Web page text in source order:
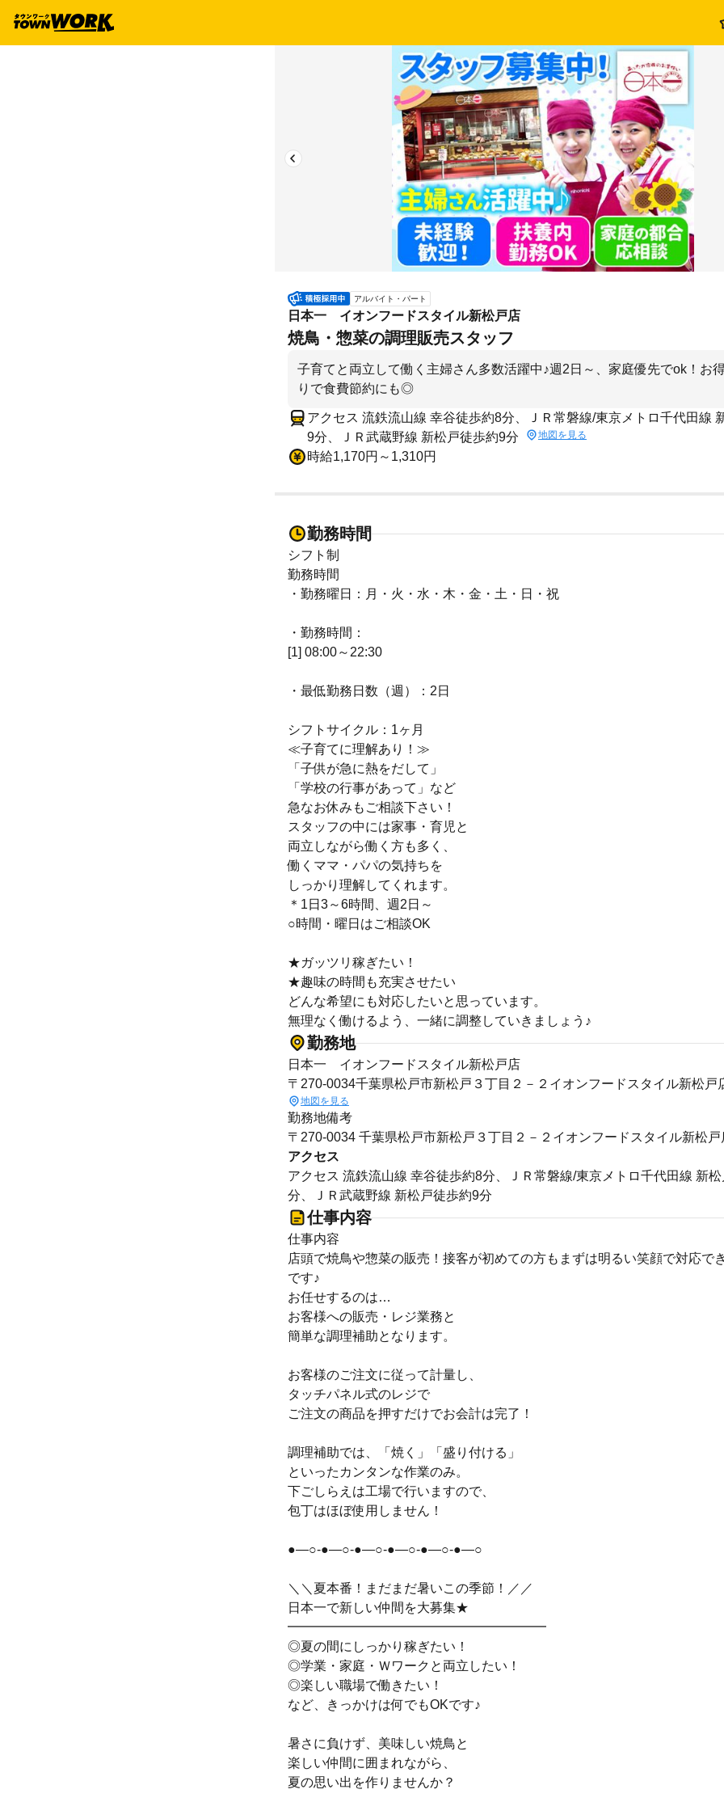
アルバイト・パート
日本一 イオンフードスタイル新松戸店
焼鳥・惣菜の調理販売スタッフ
子育てと両立して働く主婦さん多数活躍中♪週2日～、家庭優先でok！お
りで食費節約にも◎
アクセス 流鉄流山線 幸谷徒歩約8分、ＪＲ常磐線/東京メトロ千代田線
9分、ＪＲ武蔵野線 新松戸徒歩約9分
地図を見る
時給1,170円～1,310円
勤務時間
シフト制
勤務時間
・勤務曜日：月・火・水・木・金・土・日・祝
・勤務時間：
[1] 08:00～22:30
・最低勤務日数（週）：2日
シフトサイクル：1ヶ月
≪子育てに理解あり！≫
「子供が急に熱をだして」
「学校の行事があって」など
急なお休みもご相談下さい！
スタッフの中には家事・育児と
両立しながら働く方も多く、
働くママ・パパの気持ちを
しっかり理解してくれます。
＊1日3～6時間、週2日～
○時間・曜日はご相談OK
★ガッツリ稼ぎたい！
★趣味の時間も充実させたい
どんな希望にも対応したいと思っています。
無理なく働けるよう、一緒に調整していきましょう♪
勤務地
日本一 イオンフードスタイル新松戸店
〒270-0034千葉県松戸市新松戸３丁目２－２イオンフードスタイル新松
地図を見る
勤務地備考
〒270-0034 千葉県松戸市新松戸３丁目２－２イオンフードスタイル新松戸
アクセス
アクセス 流鉄流山線 幸谷徒歩約8分、ＪＲ常磐線/東京メトロ千代田線 新
分、ＪＲ武蔵野線 新松戸徒歩約9分
仕事内容
仕事内容
店頭で焼鳥や惣菜の販売！接客が初めての方もまずは明るい笑顔で対応で
です♪
お任せするのは…
お客様への販売・レジ業務と
簡単な調理補助となります。
お客様のご注文に従って計量し、
タッチパネル式のレジで
ご注文の商品を押すだけでお会計は完了！
調理補助では、「焼く」「盛り付ける」
といったカンタンな作業のみ。
下ごしらえは工場で行いますので、
包丁はほぼ使用しません！
●―○-●―○-●―○-●―○-●―○-●―○
＼＼夏本番！まだまだ暑いこの季節！／／
日本一で新しい仲間を大募集★
━━━━━━━━━━━━━━━━━━━━
◎夏の間にしっかり稼ぎたい！
◎学業・家庭・Ｗワークと両立したい！
◎楽しい職場で働きたい！
など、きっかけは何でもOKです♪
暑さに負けず、美味しい焼鳥と
楽しい仲間に囲まれながら、
夏の思い出を作りませんか？